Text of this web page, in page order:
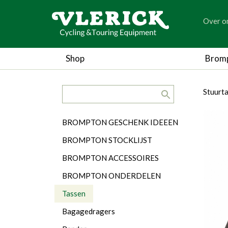
Over
Shop
Categorieën
BROMPTON GESCHENK IDEEEN
BROMPTON STOCKLIJST
BROMPTON ACCESSOIRES
BROMPTON ONDERDELEN
Tassen
Bagagedragers